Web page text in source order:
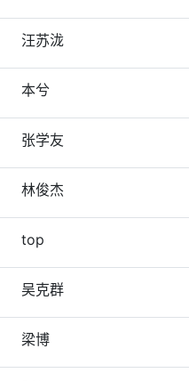
汪苏泷
本兮
张学友
林俊杰
top
吴克群
梁博